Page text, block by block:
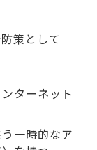
策として
ターネット
一時的なア